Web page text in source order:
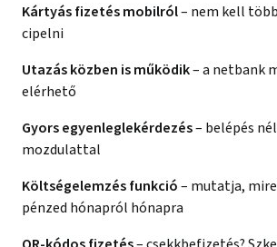
Kártyás fizetés mobilról– nem kell
cipelni
Utazás közben is működik– a netbank
elérhető
Gyors egyenleglekérdezés– belépés
mozdulattal
Költségelemzés funkció– mutatja,
pénzed hónapról hónapra